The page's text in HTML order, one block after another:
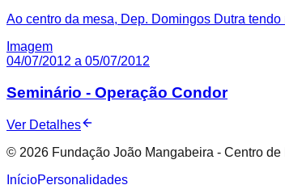
Ao centro da mesa, Dep. Domingos Dutra
Imagem
04/07/2012 a 05/07/2012
Seminário - Operação Condor
Ver Detalhes
© 2026 Fundação João Mangabeira - Centro de
InícioPersonalidades